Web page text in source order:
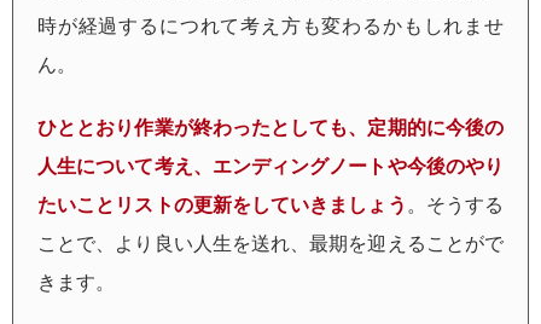
時が経過するにつれて考え方も変わるかもしれませ
ん。
ひととおり作業が終わったとしても、定期的に今後の
人生について考え、エンディングノートや今後のやり
たいことリストの更新をしていきましょう 。そうする
ことで、より良い人生を送れ、最期を迎えることがで
きます。